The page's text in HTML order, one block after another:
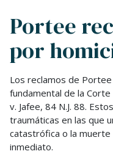
Portee
por
Los reclamos de
fundamental de la
v. Jafee, 84 N.J. 88.
traumáticas en las que
catastrófica o la
inmediato.